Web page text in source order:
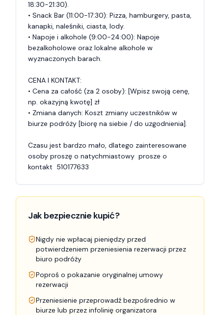
18:30-21:30).
• Snack Bar (11:00-17:30): Pizza, hamburgery, pasta,
kanapki, naleśniki, ciasta, lody.
• Napoje i alkohole (9:00-24:00): Napoje
bezalkoholowe oraz lokalne alkohole w
wyznaczonych barach.
CENA I KONTAKT:
• Cena za całość (za 2 osoby): [Wpisz swoją cenę,
np. okazyjną kwotę] zł
• Zmiana danych: Koszt zmiany uczestników w
biurze podróży [biorę na siebie / do uzgodnienia].
Czasu jest bardzo mało, dlatego zainteresowane
osoby proszę o natychmiastowy  prosze o
kontakt  510177633
Jak bezpiecznie kupić?
Nigdy nie wpłacaj pieniędzy przed
potwierdzeniem przeniesienia rezerwacji przez
biuro podróży
Poproś o pokazanie oryginalnej umowy
rezerwacji
Przeniesienie przeprowadź bezpośrednio w
biurze lub przez infolinię organizatora